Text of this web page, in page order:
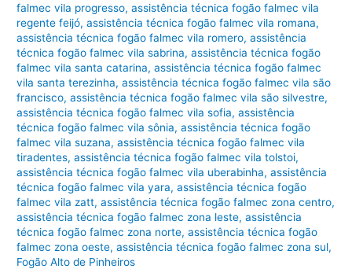
falmec vila progresso,assistência técnica fogão falmec vila
regente feijó,assistência técnica fogão falmec vila romana,
assistência técnica fogão falmec vila romero,assistência
técnica fogão falmec vila sabrina,assistência técnica fogão
falmec vila santa catarina,assistência técnica fogão falmec
vila santa terezinha,assistência técnica fogão falmec vila são
francisco,assistência técnica fogão falmec vila são silvestre,
assistência técnica fogão falmec vila sofia,assistência
técnica fogão falmec vila sônia,assistência técnica fogão
falmec vila suzana,assistência técnica fogão falmec vila
tiradentes,assistência técnica fogão falmec vila tolstoi,
assistência técnica fogão falmec vila uberabinha,assistência
técnica fogão falmec vila yara,assistência técnica fogão
falmec vila zatt,assistência técnica fogão falmec zona centro,
assistência técnica fogão falmec zona leste,assistência
técnica fogão falmec zona norte,assistência técnica fogão
falmec zona oeste,assistência técnica fogão falmec zona sul,
Fogão Alto de Pinheiros